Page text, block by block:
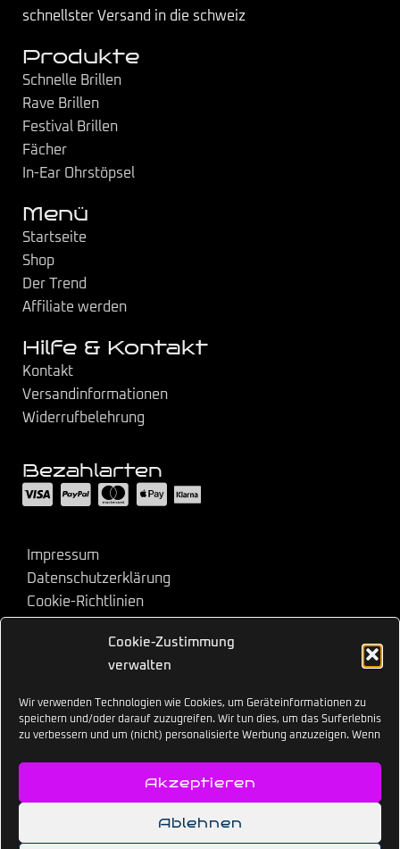
Cookie-Zustimmung
verwalten
Wir verwenden Technologien wie Cookies, um Geräteinformationen zu
speichern und/oder darauf zuzugreifen. Wir tun dies, um das Surferlebnis
zu verbessern und um (nicht) personalisierte Werbung anzuzeigen. Wenn
Surfverhalten oder eindeutige IDs auf dieser Website verarbeiten. Wenn
du deine Zustimmung nicht erteilst oder zurückziehst, können
bestimmte Funktionen beeinträchtigt werden.
Akzeptieren
Ablehnen
Hilfe & Kontakt
Kontakt
Versandinformationen
Widerrufbelehrung
Menü
Startseite
Shop
Der Trend
Affiliate werden
Produkte
Schnelle Brillen
Rave Brillen
Festival Brillen
Fächer
In-Ear Ohrstöpsel
schnellster Versand in die schweiz
Bezahlarten
Impressum
Datenschutzerklärung
Cookie-Richtlinien
Copyright © 2026 Rave-Brillen.de. Alle Rechte
Alle Preise netto und zzgl. Versandkosten. Es können
Zollgebühren anfallen.